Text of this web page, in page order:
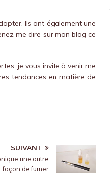
Ils ont également une
me dire sur mon blog ce
je vous invite à venir me
tendances en matière de
SUIVANT
une autre
façon de fumer